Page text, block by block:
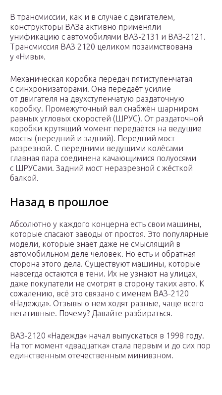
В трансмиссии, как и в случае с двигателем,
конструкторы ВАЗа активно применяли
унификацию с автомобилями ВАЗ-2131 и ВАЗ-2121.
Трансмиссия ВАЗ 2120 целиком позаимствована
у «Нивы».
Механическая коробка передач пятиступенчатая
с синхронизаторами. Она передаёт усилие
от двигателя на двухступенчатую раздаточную
коробку. Промежуточный вал снабжён шарниром
равных угловых скоростей (ШРУС). От раздаточной
коробки крутящий момент передаётся на ведущие
мосты (передний и задний). Передний мост
разрезной. С передними ведущими колёсами
главная пара соединена качающимися полуосями
с ШРУСами. Задний мост неразрезной с жёсткой
балкой.
Назад в прошлое
Абсолютно у каждого концерна есть свои машины,
которые спасают заводы от простоя. Это популярные
модели, которые знает даже не смыслящий в
автомобильном деле человек. Но есть и обратная
сторона этого дела. Существуют машины, которые
навсегда остаются в тени. Их не узнают на улицах,
даже покупатели не смотрят в сторону таких авто. К
сожалению, всё это связано с именем ВАЗ-2120
«Надежда». Отзывы о нем ходят разные, чаще всего
негативные. Почему? Давайте разбираться.
ВАЗ-2120 «Надежда» начал выпускаться в 1998 году.
На тот момент «двадцатка» стала первым и до сих пор
единственным отечественным минивэном.